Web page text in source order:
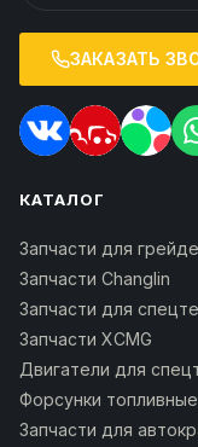
ЗАКАЗАТЬ
КАТАЛОГ
Запчасти для
Запчасти Changlin
Запчасти для
Запчасти XCMG
Двигатели для
Форсунки топливные
Запчасти для